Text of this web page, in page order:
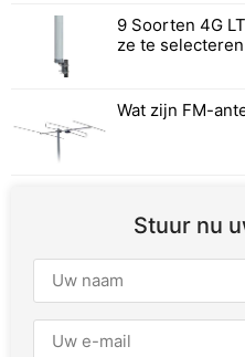
9 Soorten 4G
ze te selecteren
Wat zijn FM-
Stuur nu